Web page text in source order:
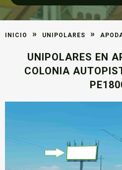
INICIO » UNIPOLARES »
UNIPOLARES EN
COLONIA